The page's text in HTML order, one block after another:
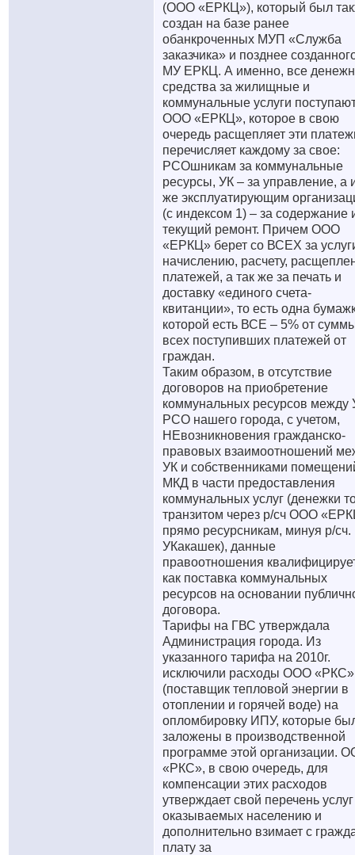
(ООО «ЕРКЦ»), который был
создан на базе ранее
обанкроченных МУП «Служба
заказчика» и позднее
МУ ЕРКЦ. А именно, все
средства за жилищные и
коммунальные услуги
ООО «ЕРКЦ», которое в свою
очередь расщепляет эти
перечисляет каждому за свое:
РСОшникам за коммунальные
ресурсы, УК – за управление, а
же эксплуатирующим
(с индексом 1) – за содержание
текущий ремонт. Причем ООО
«ЕРКЦ» берет со ВСЕХ за
начислению, расчету,
платежей, а так же за печать и
доставку «единого счета-
квитанции», то есть одна
которой есть ВСЕ – 5% от
всех поступивших платежей от
граждан.
Таким образом, в отсутствие
договоров на приобретение
коммунальных ресурсов между
РСО нашего города, с учетом,
НЕвозникновения гражданско-
правовых взаимоотношений
УК и собственниками
МКД в части предоставления
коммунальных услуг (денежки
транзитом через р/сч ООО
прямо ресурсникам, минуя р/сч.
УКакашек), данные
правоотношения
как поставка коммунальных
ресурсов на основании
договора.
Тарифы на ГВС утверждала
Администрация города. Из
указанного тарифа на 2010г.
исключили расходы ООО «РКС»
(поставщик тепловой энергии в
отоплении и горячей воде) на
опломбировку ИПУ, которые
заложены в производственной
программе этой организации.
«РКС», в свою очередь, для
компенсации этих расходов
утверждает свой перечень услуг
оказываемых населению и
дополнительно взимает с
плату за